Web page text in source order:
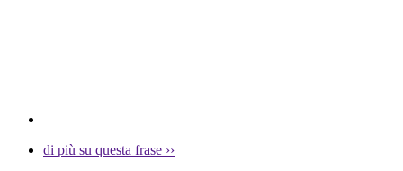
di più su questa frase ››